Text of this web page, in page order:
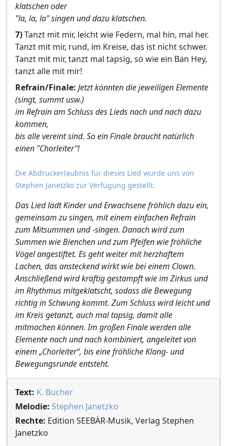
klatschen oder
"la, la, la" singen und dazu klatschen.
7)Tanzt mit mir, leicht wie Federn, mal hin, mal her.
Tanzt mit mir, rund, im Kreise, das ist nicht schwer.
Tanzt mit mir, tanzt mal tapsig, so wie ein Bän Hey,
tanzt alle mit mir!
Refrain/Finale: Jetzt könnten die jeweiligen Elemente
(singt, summt usw.)
im Refrain am Schluss des Lieds nach und nach dazu
kommen,
bis alle vereint sind. So ein Finale braucht natürlich
einen "Chorleiter"!
Die Abdruckerlaubnis für dieses Lied wurde uns von
Stephen Janetzko zur Verfügung gestellt.
Das Lied lädt Kinder und Erwachsene fröhlich dazu ein,
gemeinsam zu singen, mit einem einfachen Refrain
zum Mitsummen und -singen. Danach wird zum
Summen wie Bienchen und zum Pfeifen wie fröhliche
Vögel angestiftet. Es geht weiter mit herzhaftem
Lachen, das ansteckend wirkt wie bei einem Clown.
Anschließend wird kräftig gestampft wie im Zirkus und
im Rhythmus mitgeklatscht, sodass die Bewegung
richtig in Schwung kommt. Zum Schluss wird leicht und
im Kreis getanzt, auch mal tapsig, damit alle
mitmachen können. Im großen Finale werden alle
Elemente nach und nach kombiniert, angeleitet von
einem „Chorleiter“, bis eine fröhliche Klang- und
Bewegungsrunde entsteht.
Text: K. Bucher
Melodie: Stephen Janetzko
Rechte: Edition SEEBÄR-Musik, Verlag Stephen
Janetzko